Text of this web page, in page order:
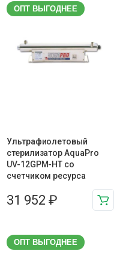
ОПТ ВЫГОДНЕЕ
Ультрафиолетовый
стерилизатор AquaPro
UV-12GPM-HT со
счетчиком ресурса
31 952 ₽
ОПТ ВЫГОДНЕЕ